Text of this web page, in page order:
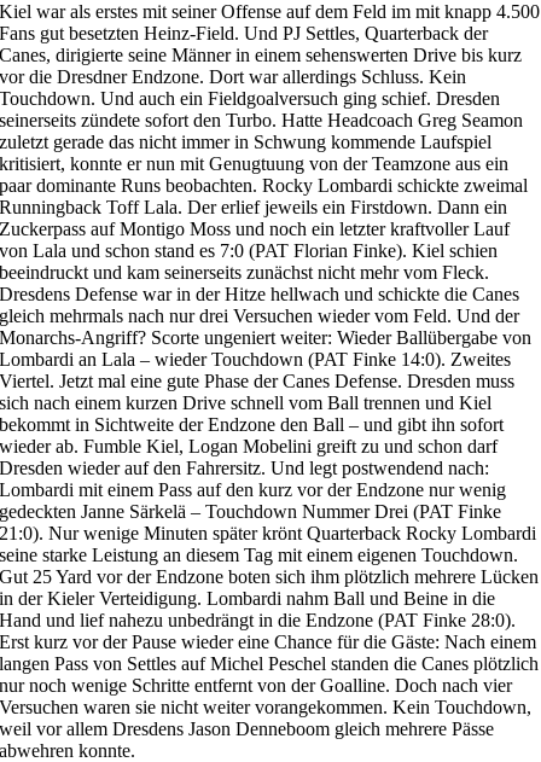
Kiel war als erstes mit seiner Offense auf dem Feld im mit knapp 4.500
Fans gut besetzten Heinz-Field. Und PJ Settles, Quarterback der
Canes, dirigierte seine Männer in einem sehenswerten Drive bis kurz
vor die Dresdner Endzone. Dort war allerdings Schluss. Kein
Touchdown. Und auch ein Fieldgoalversuch ging schief. Dresden
seinerseits zündete sofort den Turbo. Hatte Headcoach Greg Seamon
zuletzt gerade das nicht immer in Schwung kommende Laufspiel
kritisiert, konnte er nun mit Genugtuung von der Teamzone aus ein
paar dominante Runs beobachten. Rocky Lombardi schickte zweimal
Runningback Toff Lala. Der erlief jeweils ein Firstdown. Dann ein
Zuckerpass auf Montigo Moss und noch ein letzter kraftvoller Lauf
von Lala und schon stand es 7:0 (PAT Florian Finke). Kiel schien
beeindruckt und kam seinerseits zunächst nicht mehr vom Fleck.
Dresdens Defense war in der Hitze hellwach und schickte die Canes
gleich mehrmals nach nur drei Versuchen wieder vom Feld. Und der
Monarchs-Angriff? Scorte ungeniert weiter: Wieder Ballübergabe von
Lombardi an Lala – wieder Touchdown (PAT Finke 14:0). Zweites
Viertel. Jetzt mal eine gute Phase der Canes Defense. Dresden muss
sich nach einem kurzen Drive schnell vom Ball trennen und Kiel
bekommt in Sichtweite der Endzone den Ball – und gibt ihn sofort
wieder ab. Fumble Kiel, Logan Mobelini greift zu und schon darf
Dresden wieder auf den Fahrersitz. Und legt postwendend nach:
Lombardi mit einem Pass auf den kurz vor der Endzone nur wenig
gedeckten Janne Särkelä – Touchdown Nummer Drei (PAT Finke
21:0). Nur wenige Minuten später krönt Quarterback Rocky Lombardi
seine starke Leistung an diesem Tag mit einem eigenen Touchdown.
Gut 25 Yard vor der Endzone boten sich ihm plötzlich mehrere Lücken
in der Kieler Verteidigung. Lombardi nahm Ball und Beine in die
Hand und lief nahezu unbedrängt in die Endzone (PAT Finke 28:0).
Erst kurz vor der Pause wieder eine Chance für die Gäste: Nach einem
langen Pass von Settles auf Michel Peschel standen die Canes plötzlich
nur noch wenige Schritte entfernt von der Goalline. Doch nach vier
Versuchen waren sie nicht weiter vorangekommen. Kein Touchdown,
weil vor allem Dresdens Jason Denneboom gleich mehrere Pässe
abwehren konnte.